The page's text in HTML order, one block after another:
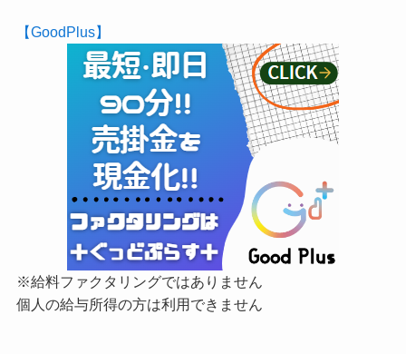
【GoodPlus】
※給料ファクタリングではありません
個人の給与所得の方は利用できません